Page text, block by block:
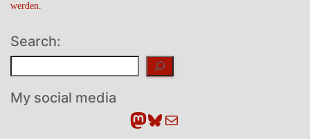
werden.
Search:
My social media
Mastodon
Bluesky
E-Mail